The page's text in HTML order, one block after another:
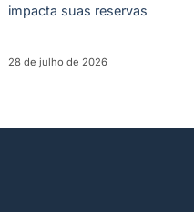
impacta suas reservas
28 de julho de 2026